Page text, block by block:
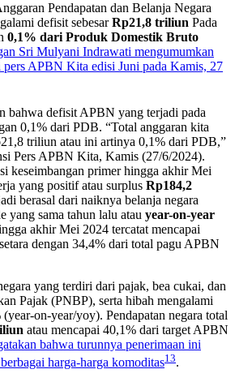
Pendapatan dan Belanja Negara
defisit sebesarRp21,8 triliun Pada
0,1% dari Produk Domestik Bruto
Sri Mulyani Indrawati mengumumkan
APBN Kita edisi Juni pada Kamis, 27
bahwa defisit APBN yang terjadi pada
0,1% dari PDB. “Total anggaran kita
triliun atau ini artinya 0,1% dari PDB,”
Pers APBN Kita, Kamis (27/6/2024).
keseimbangan primer hingga akhir Mei
yang positif atau surplus Rp184,2
berasal dari naiknya belanja negara
yang sama tahun lalu atau year-on-year
akhir Mei 2024 tercatat mencapai
dengan 34,4% dari total pagu APBN
yang terdiri dari pajak, bea cukai, dan
Pajak (PNBP), serta hibah mengalami
on-year/yoy). Pendapatan negara total
atau mencapai 40,1% dari target APBN
bahwa turunnya penerimaan ini
harga-harga komoditas1 3.